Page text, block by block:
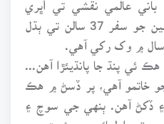
سامهون اچي رهيا آهن. گرامين جو سفر 37 سالن تي ٻڌل
سال ۾ وک رکي آهي.
ئي پنڌ جا پانڌيئڙا آهن...
خاتمو آهي، پر ڏسڻ ۾ هڪ
۽ ڏکڻ آهن. ٻنهي جي سوچ ۽
مٽي اولهائين معيشيت جي